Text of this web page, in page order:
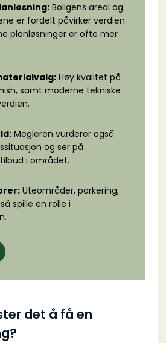
Boligens areal og
er fordelt påvirker verdien.
planløsninger er ofte mer
Høy kvalitet på
samt moderne tekniske
Megleren vurderer også
og ser på
i området.
Uteområder, parkering,
spille en rolle i
det å få en